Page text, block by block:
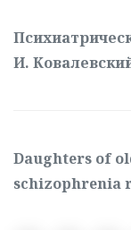
И.
Daughters of
schizophrenia